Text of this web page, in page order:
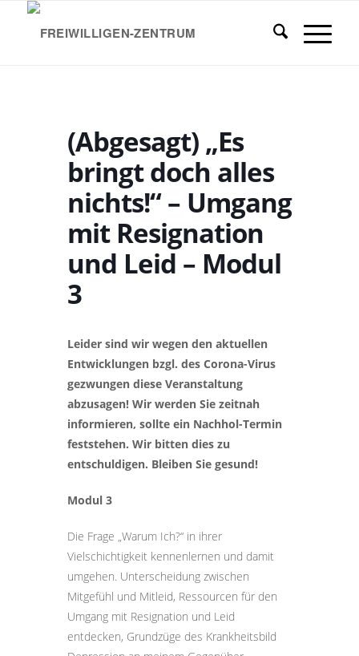
(Abgesagt) „Es
bringt doch alles
nichts!“ – Umgang
mit Resignation
und Leid – Modul
3
Leider sind wir wegen den aktuellen
Entwicklungen bzgl. des Corona-Virus
gezwungen diese Veranstaltung
abzusagen! Wir werden Sie zeitnah
informieren, sollte ein Nachhol-Termin
feststehen. Wir bitten dies zu
entschuldigen. Bleiben Sie gesund!
Modul 3
Die Frage „Warum Ich?“ in ihrer
Vielschichtigkeit kennenlernen und damit
umgehen. Unterscheidung zwischen
Mitgefühl und Mitleid, Ressourcen für den
Umgang mit Resignation und Leid
entdecken, Grundzüge des Krankheitsbild